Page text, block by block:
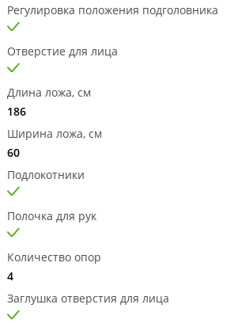
Регулировка положения подголовника
Отверстие для лица
Длина ложа, см
186
Ширина ложа, см
60
Подлокотники
Полочка для рук
Количество опор
4
Заглушка отверстия для лица